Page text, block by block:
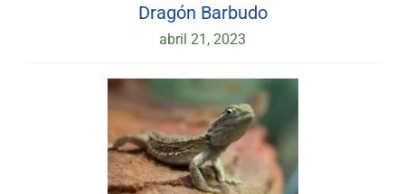
Dragón Barbudo
abril 21, 2023